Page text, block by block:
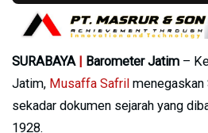
SURABAYA | Barometer Jatim –
Jatim, Musaffa Safril menegaskan
sekadar dokumen sejarah yang
1928.